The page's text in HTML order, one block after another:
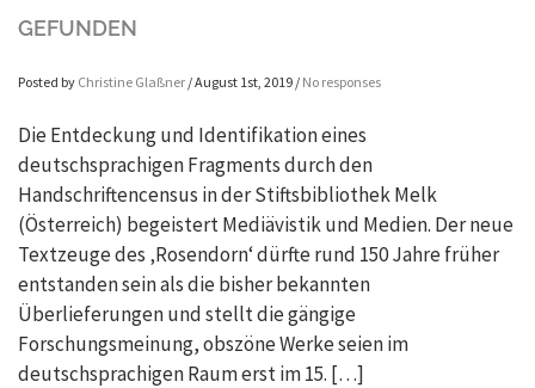
GEFUNDEN
Posted by Christine Glaßner / August 1st, 2019 / No responses
Die Entdeckung und Identifikation eines
deutschsprachigen Fragments durch den
Handschriftencensus in der Stiftsbibliothek Melk
(Österreich) begeistert Mediävistik und Medien. Der neue
Textzeuge des ‚Rosendorn‘ dürfte rund 150 Jahre früher
entstanden sein als die bisher bekannten
Überlieferungen und stellt die gängige
Forschungsmeinung, obszöne Werke seien im
deutschsprachigen Raum erst im 15. […]